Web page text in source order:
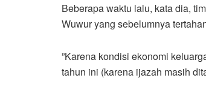
Beberapa waktu lalu, kata dia,
Wuwur yang sebelumnya
”Karena kondisi ekonomi
tahun ini (karena ijazah masih